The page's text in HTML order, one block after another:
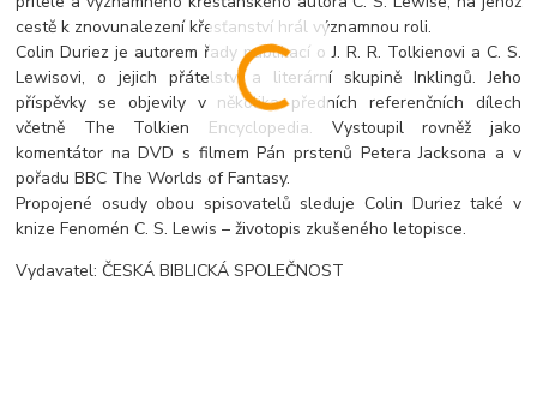
cestě k znovunalezení křesťanství hrál významnou roli.
Colin Duriez je autorem řady publikací o J. R. R. Tolkienovi a C. S.
Lewisovi, o jejich přátelství a literární skupině Inklingů. Jeho
příspěvky se objevily v několika předních referenčních dílech
včetně The Tolkien Encyclopedia. Vystoupil rovněž jako
komentátor na DVD s filmem Pán prstenů Petera Jacksona a v
pořadu BBC The Worlds of Fantasy.
Propojené osudy obou spisovatelů sleduje Colin Duriez také v
knize Fenomén C. S. Lewis – životopis zkušeného letopisce.
Vydavatel: ČESKÁ BIBLICKÁ SPOLEČNOST